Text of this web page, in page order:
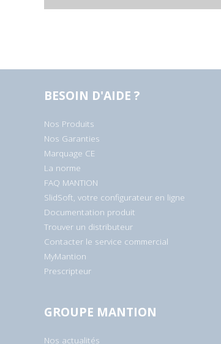
BESOIN D'AIDE ?
Nos Produits
Nos Garanties
Marquage CE
La norme
FAQ MANTION
SlidSoft, votre configurateur en ligne
Documentation produit
Trouver un distributeur
Contacter le service commercial
MyMantion
Prescripteur
GROUPE MANTION
Nos actualités